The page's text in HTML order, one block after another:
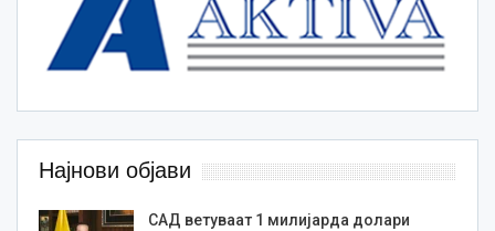
Најнови објави
САД ветуваат 1 милијарда долари